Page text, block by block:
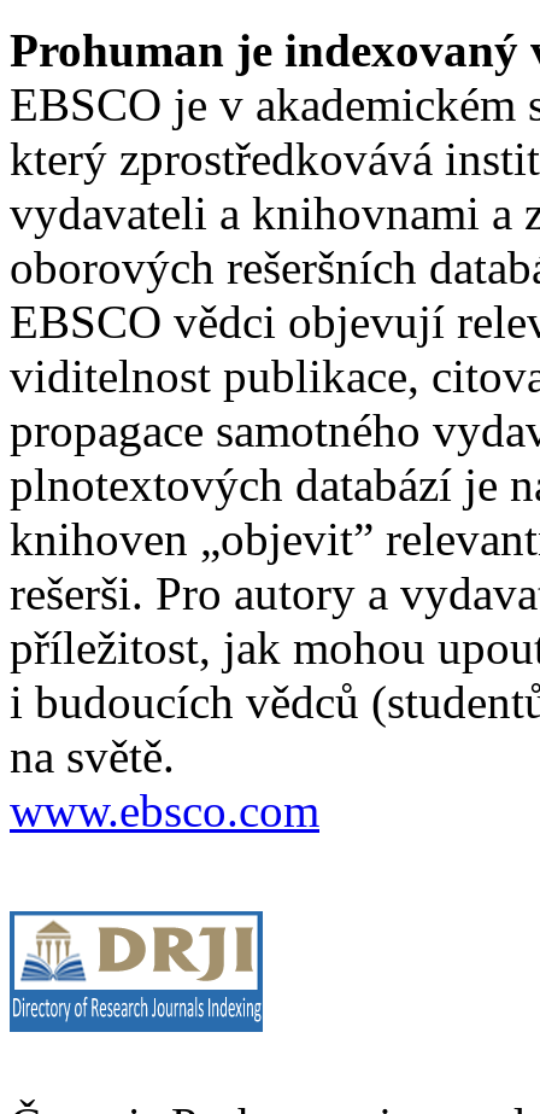
Prohuman je indexovaný
EBSCO je v akademickém
který zprostředkovává
vydavateli a knihovnami
oborových rešeršních
EBSCO vědci objevují
viditelnost publikace,
propagace samotného
plnotextových databází je
knihoven „objevit”
rešerši. Pro autory a
příležitost, jak mohou
i budoucích vědců
na světě.
www.ebsco.com